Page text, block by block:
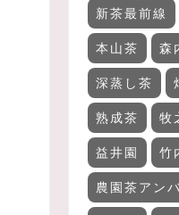
新茶最前線
本山茶 森
深蒸し茶
熟成茶 牧
益井園 竹
農園茶アン